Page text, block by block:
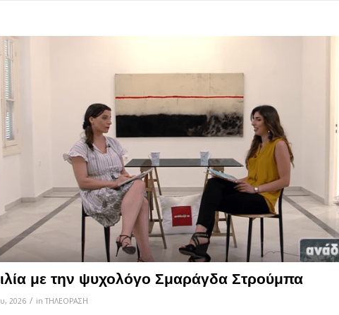
με την ψυχολόγο Σμαράγδα Στρούμπα
2026 / inΤΗΛΕΟΡΑΣΗ